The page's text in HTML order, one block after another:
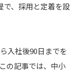
で、採用と定着を設
入社後90日までを
の記事では、中小